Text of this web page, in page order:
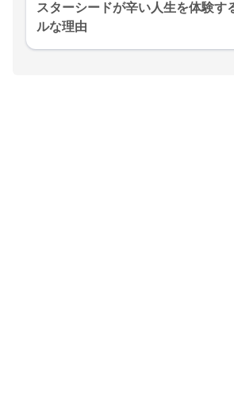
スターシードが辛い人生を体験す
ルな理由